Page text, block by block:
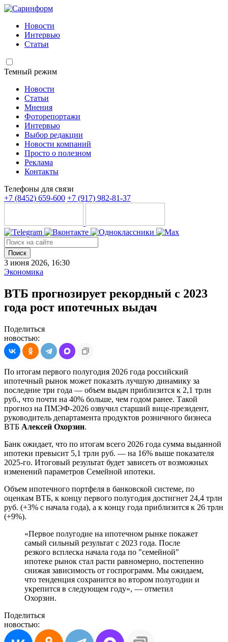
Новости
Интервью
Статьи
Темный режим
Новости
Статьи
Мнения
Фоторепортажи
Интервью
Выбор редакции
Новости компаний
Просто о полезном
Реклама
Контакты
Телефоны для связи
+7 (8452) 659-600 +7 (917) 982-81-37
Поиск
3 июня 2026, 16:30
Экономика
ВТБ прогнозирует рекордный с 2023
года рост ипотечных выдач
Поделиться
новостью:
По итогам первого полугодия 2026 года российский
ипотечный рынок может показать лучшую динамику за
последние три года — объем выдач приблизится к 2,1 трлн
руб., что почти на 40% больше, чем годом ранее. Такой
прогноз на ПМЭФ-2026 озвучил старший вице-президент,
руководитель департамента продуктов розничного бизнеса
ВТБ Алексей Охорзин.
Банк ожидает, что по итогам всего 2026 года сумма выданной
ипотеки превысит 5,1 трлн руб. — на 16% выше показателя
2025-го. Итоговый результат будет зависеть от возможных
изменений параметров Семейной ипотеки.
Объем ипотечного портфеля в банковской системе, по
оценкам ВТБ, к концу первого полугодия достигнет 24,4 трлн
руб. (+3% с начала года), а к концу года приблизится к 26 трлн
(+9%).
«Первое полугодие на ипотечном рынке покажет
самый сильный результат с 2023 года. После
резкого всплеска начала года по "семейной"
ипотеке рынок стал расти равномерно, постепенно
снижая зависимость от госпрограмм. Мы ожидаем,
что тенденция сохранится во втором полугодии и
укрепится в следующем году», — отметил
Охорзин.
Поделиться
новостью: